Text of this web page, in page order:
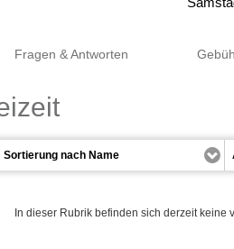
Fragen & Antworten
In dieser Rubrik befinden sich derzeit keine